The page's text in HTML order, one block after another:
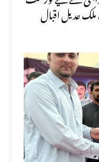
ملک عدیل اقبال